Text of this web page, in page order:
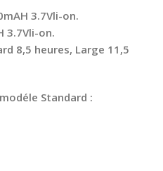
3.7Vli-on.
3.7Vli-on.
8,5 heures, Large 11,5
Standard :